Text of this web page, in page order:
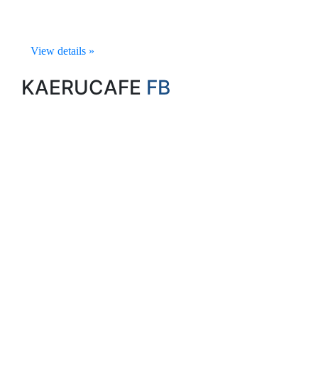
View details »
KAERUCAFE FB